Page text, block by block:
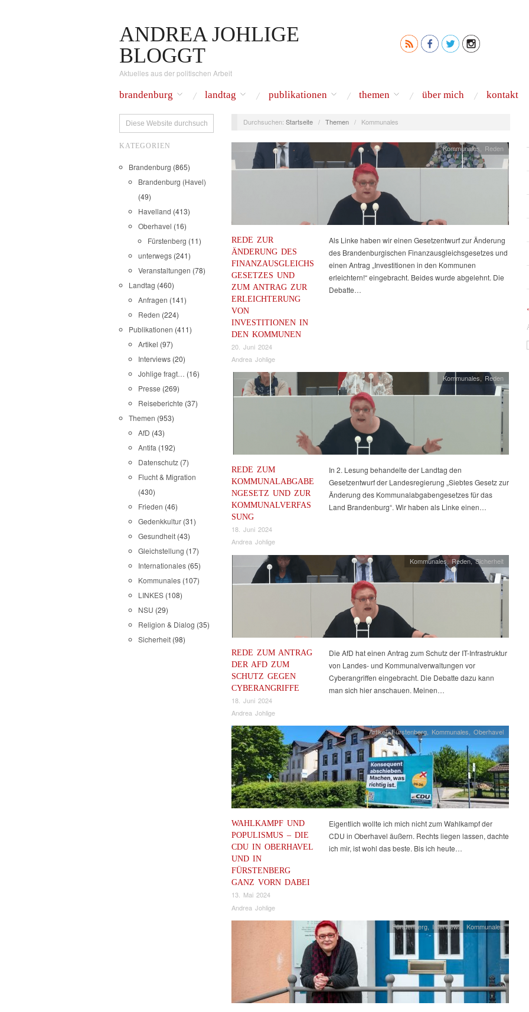
ANDREA JOHLIGE
BLOGGT
Aktuelles aus der politischen Arbeit
brandenburg landtag publikationen themen über mich kontakt
KATEGORIEN
Brandenburg (865)
Brandenburg (Havel)
(49)
Havelland (413)
Oberhavel (16)
Fürstenberg (11)
unterwegs (241)
Veranstaltungen (78)
Landtag (460)
Anfragen (141)
Reden (224)
Publikationen (411)
Artikel (97)
Interviews (20)
Johlige fragt… (16)
Presse (269)
Reiseberichte (37)
Themen (953)
AfD (43)
Antifa (192)
Datenschutz (7)
Flucht & Migration
(430)
Frieden (46)
Gedenkkultur (31)
Gesundheit (43)
Gleichstellung (17)
Internationales (65)
Kommunales (107)
LINKES (108)
NSU (29)
Religion & Dialog (35)
Sicherheit (98)
Durchsuchen: Startseite / Themen / Kommunales
REDE ZUR
ÄNDERUNG DES
FINANZAUSGLEICHS
GESETZES UND
ZUM ANTRAG ZUR
ERLEICHTERUNG
VON
INVESTITIONEN IN
DEN KOMMUNEN
20. Juni 2024
Andrea Johlige
Kommunales Reden
Als Linke haben wir einen Gesetzentwurf zur Änderung
des Brandenburgischen Finanzausgleichsgesetzes und
einen Antrag „Investitionen in den Kommunen
erleichtern!“ eingebracht. Beides wurde abgelehnt. Die
Debatte…
REDE ZUM
KOMMUNALABGABE
NGESETZ UND ZUR
KOMMUNALVERFAS
SUNG
18. Juni 2024
Andrea Johlige
Kommunales, Reden
In 2. Lesung behandelte der Landtag den
Gesetzentwurf der Landesregierung „Siebtes Gesetz zur
Änderung des Kommunalabgabengesetzes für das
Land Brandenburg“. Wir haben als Linke einen…
REDE ZUM ANTRAG
DER AFD ZUM
SCHUTZ GEGEN
CYBERANGRIFFE
18. Juni 2024
Andrea Johlige
Kommunales,Reden,Sicherheit
Die AfD hat einen Antrag zum Schutz der IT-Infrastruktur
von Landes- und Kommunalverwaltungen vor
Cyberangriffen eingebracht. Die Debatte dazu kann
man sich hier anschauen. Meinen…
WAHLKAMPF UND
POPULISMUS – DIE
CDU IN OBERHAVEL
UND IN
FÜRSTENBERG
GANZ VORN DABEI
13. Mai 2024
Andrea Johlige
Artikel,Fürstenberg,Kommunales,Oberhavel
Eigentlich wollte ich mich nicht zum Wahlkampf der
CDU in Oberhavel äußern. Rechts liegen lassen, dachte
ich mir, ist wohl das beste. Bis ich heute…
Fürstenberg, Interviews ,Kommunales